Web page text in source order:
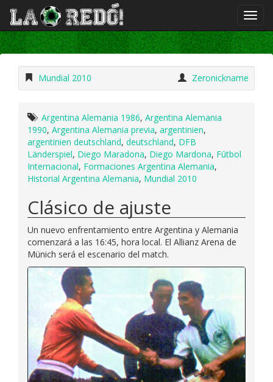
Mundial 2010 Zeronickname
Argentina Alemania 1986, Argentina Alemania
1990, Argentina Alemania previa, argentinien,
argentinien deutschland, deutschland, DFB
Länderspiel, Diego Maradona, Diego Mardona, Fútbol
Internacional, Formaciones Argentina Alemania,
Historial Argentina Alemania, Mundial 2010
Clásico de ajuste
Un nuevo enfrentamiento entre Argentina y Alemania
comenzará a las 16:45, hora local. El Allianz Arena de
Münich será el escenario del match.